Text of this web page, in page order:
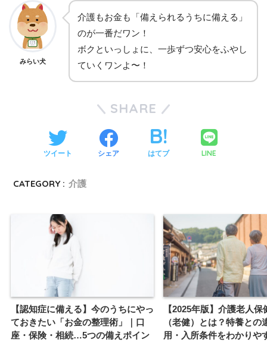
みらい犬
介護もお金も「備えられるうちに備える」
のが一番だワン！
ボクといっしょに、一歩ずつ安心をふやし
ていくワンよ〜！
SHARE
ツイート シェア はてブ LINE
CATEGORY : 介護
【認知症に備える】今のうちにやっ
ておきたい「お金の整理術」｜口
座・保険・相続…5つの備えポイン
【2025年版】介護老人保
（老健）とは？特養との
用・入所条件をわかりや